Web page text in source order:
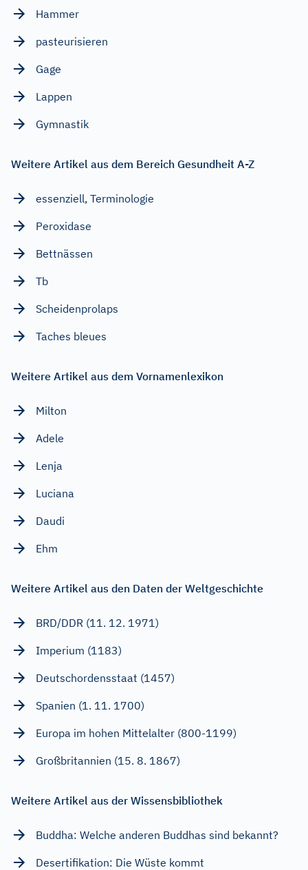
Hammer
pasteurisieren
Gage
Lappen
Gymnastik
Weitere Artikel aus dem Bereich Gesundheit A-Z
essenziell, Terminologie
Peroxidase
Bettnässen
Tb
Scheidenprolaps
Taches bleues
Weitere Artikel aus dem Vornamenlexikon
Milton
Adele
Lenja
Luciana
Daudi
Ehm
Weitere Artikel aus den Daten der Weltgeschichte
BRD/DDR (11. 12. 1971)
Imperium (1183)
Deutschordensstaat (1457)
Spanien (1. 11. 1700)
Europa im hohen Mittelalter (800-1199)
Großbritannien (15. 8. 1867)
Weitere Artikel aus der Wissensbibliothek
Buddha: Welche anderen Buddhas sind bekannt?
Desertifikation: Die Wüste kommt